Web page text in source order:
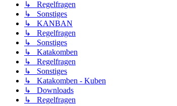
↳ Regelfragen
↳ Sonstiges
↳ KANBAN
↳ Regelfragen
↳ Sonstiges
↳ Katakomben
↳ Regelfragen
↳ Sonstiges
↳ Katakomben - Kuben
↳ Downloads
↳ Regelfragen